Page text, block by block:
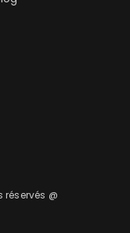
réservés @